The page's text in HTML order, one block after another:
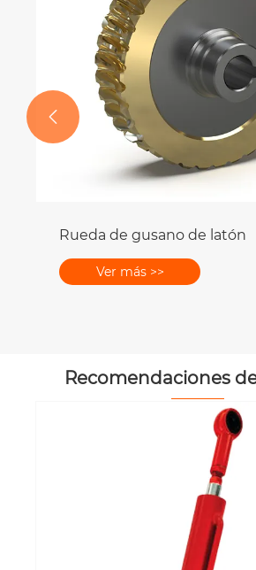

Recomendaciones
¿Se pueden utilizar
plástico en aplicaciones de